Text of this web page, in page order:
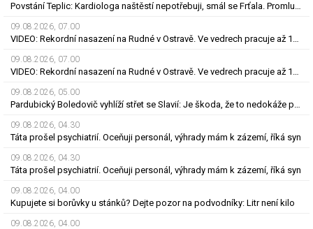
Povstání Teplic: Kardiologa naštěstí nepotřebuji, smál se Frťala. Promluvil o zájmu Plzně
09.08.2026, 07.00
VIDEO: Rekordní nasazení na Rudné v Ostravě. Ve vedrech pracuje až 120 silničářů
09.08.2026, 07.00
VIDEO: Rekordní nasazení na Rudné v Ostravě. Ve vedrech pracuje až 120 silničářů
09.08.2026, 05.00
Pardubický Boledovič vyhlíží střet se Slavií: Je škoda, že to nedokáže postavit na mladých
09.08.2026, 04.30
Táta prošel psychiatrií. Oceňuji personál, výhrady mám k zázemí, říká syn
09.08.2026, 04.30
Táta prošel psychiatrií. Oceňuji personál, výhrady mám k zázemí, říká syn
09.08.2026, 04.00
Kupujete si borůvky u stánků? Dejte pozor na podvodníky: Litr není kilo
09.08.2026, 04.00